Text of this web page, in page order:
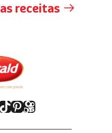
receitas
Pinterest
Kwai